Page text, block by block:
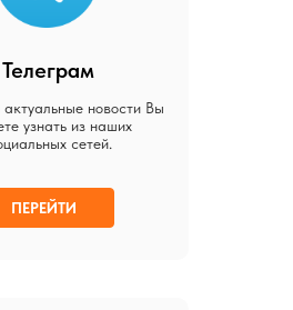
Телеграм
новости Вы
узнать из наших
сетей.
ПЕРЕЙТИ